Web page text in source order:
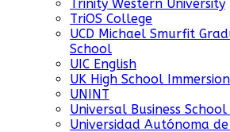
Trinity Western University
TriOS College
UCD Michael Smurfit
School
UIC English
UK High School Immersion
UNINT
Universal Business School
Universidad Autónoma